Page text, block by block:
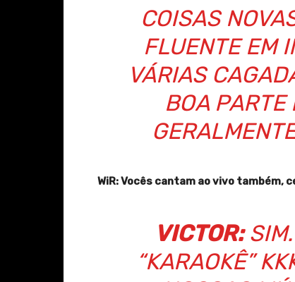
COISAS
FLUENTE EM
VÁRIAS
BOA PARTE
WiR: Vocês cantam ao vivo também,
VICTOR:SIM.
“KARAOKÊ”